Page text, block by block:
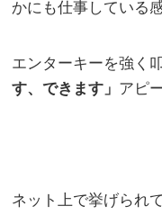
かにも仕事している
エンターキーを強く
す、できます」 アピ
ネット上で挙げられ